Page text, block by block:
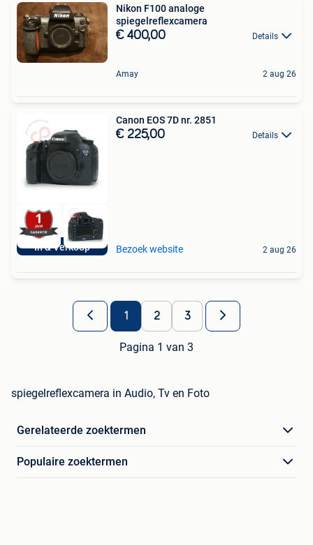
Nikon F100 analoge
spiegelreflexcamera
€ 400,00 Details
Amay 2 aug 26
In & Verkoop
Canon EOS 7D nr. 2851
€ 225,00 Details
Bezoek website 2 aug 26
1 2 3
Pagina 1 van 3
spiegelreflexcamera in Audio, Tv en Foto
Gerelateerde zoektermen
Populaire zoektermen